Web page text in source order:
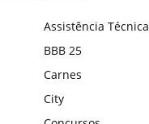
Assistência Técnica
BBB 25
Carnes
City